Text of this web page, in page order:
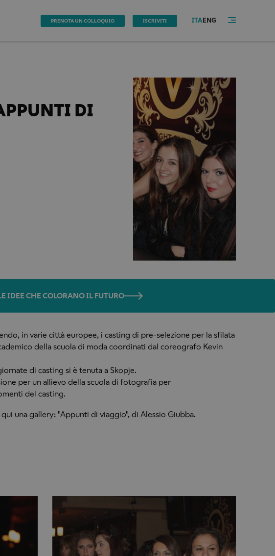
PRENOTA UN COLLOQUIO ISCRIVITI ITA ENG
DI
IDEE CHE COLORANO IL FUTURO
in varie città europee, i casting di pre-selezione per la sfilata
della scuola di moda coordinati dal coreografo Kevin
di casting si è tenuta a Skopje.
per un allievo della scuola di fotografia per
del casting.
una gallery: "Appunti di viaggio", di Alessio Giubba.